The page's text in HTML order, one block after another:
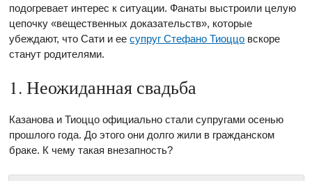
подогревает интерес к ситуации. Фанаты выстроили целую
цепочку «вещественных доказательств», которые
убеждают, что Сати и еесупруг Стефано Тиоццо вскоре
станут родителями.
1. Неожиданная свадьба
Казанова и Тиоццо официально стали супругами осенью
прошлого года. До этого они долго жили в гражданском
браке. К чему такая внезапность?